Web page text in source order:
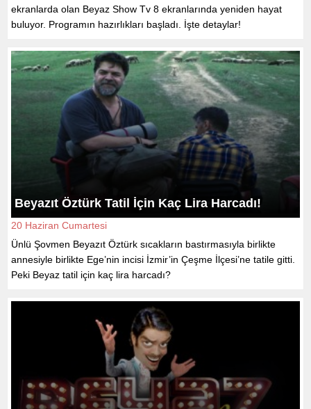
ekranlarda olan Beyaz Show Tv 8 ekranlarında yeniden hayat
buluyor. Programın hazırlıkları başladı. İşte detaylar!
Beyazıt Öztürk Tatil İçin Kaç Lira Harcadı!
20 Haziran Cumartesi
Ünlü Şovmen Beyazıt Öztürk sıcakların bastırmasıyla birlikte
annesiyle birlikte Ege’nin incisi İzmir’in Çeşme İlçesi’ne tatile gitti.
Peki Beyaz tatil için kaç lira harcadı?